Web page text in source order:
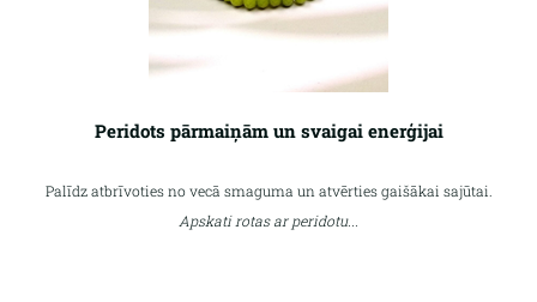
Peridots pārmaiņām un svaigai enerģijai
Palīdz atbrīvoties no vecā smaguma un atvērties gaišākai sajūtai.
Apskati rotas ar peridotu...